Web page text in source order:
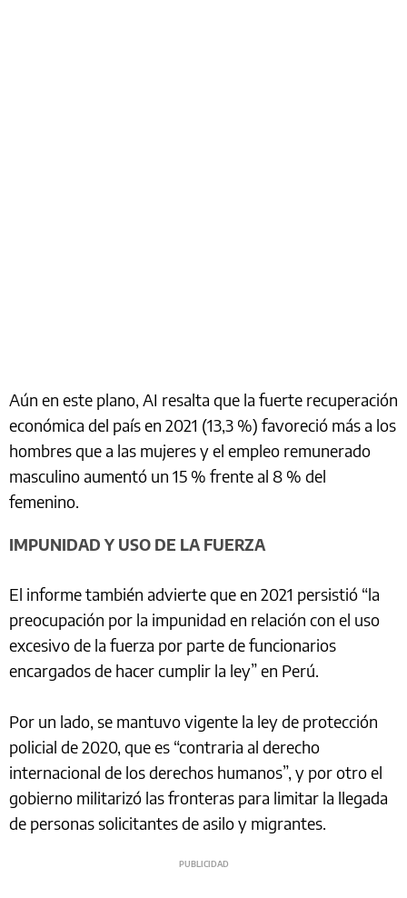
Aún en este plano, AI resalta que la fuerte recuperación
económica del país en 2021 (13,3 %) favoreció más a los
hombres que a las mujeres y el empleo remunerado
masculino aumentó un 15 % frente al 8 % del
femenino.
IMPUNIDAD Y USO DE LA FUERZA
El informe también advierte que en 2021 persistió “la
preocupación por la impunidad en relación con el uso
excesivo de la fuerza por parte de funcionarios
encargados de hacer cumplir la ley” en Perú.
Por un lado, se mantuvo vigente la ley de protección
policial de 2020, que es “contraria al derecho
internacional de los derechos humanos”, y por otro el
gobierno militarizó las fronteras para limitar la llegada
de personas solicitantes de asilo y migrantes.